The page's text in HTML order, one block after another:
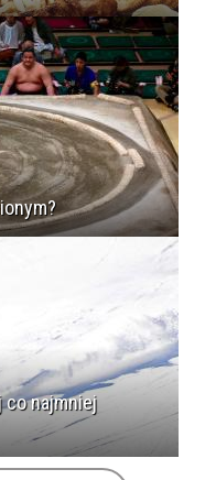
co najmniej